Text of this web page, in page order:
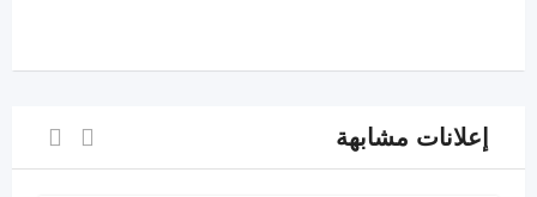
إعلانات مشابهة